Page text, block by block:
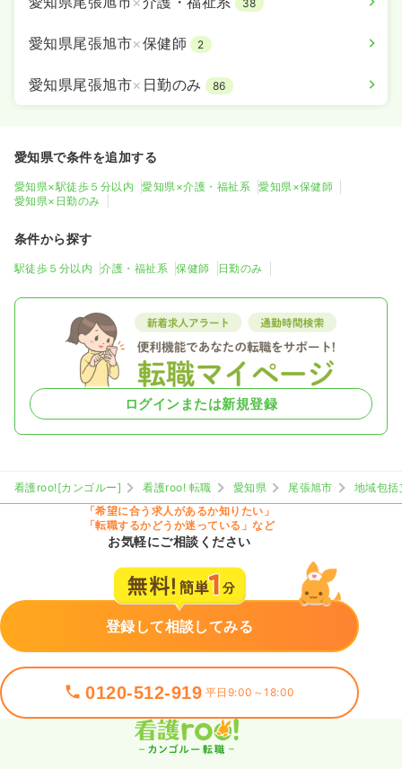
38
愛知県尾張旭市×保健師 2
愛知県尾張旭市× 日勤のみ 86
愛知県で条件を追加する
愛知県×駅徒歩５分以内 愛知県×介護・福祉系
愛知県×保健師
愛知県×日勤のみ
条件から探す
駅徒歩５分以内 介護・福祉系 保健師 日勤のみ
ログインまたは新規登録
看護roo![カンゴルー] 看護roo! 転職 愛知県 尾張旭市
地域包
「希望に合う求人があるか知りたい」
「転職するかどうか迷っている」など
お気軽にご相談ください
登録して相談してみる
0120-512-919 平日9:00～18:00